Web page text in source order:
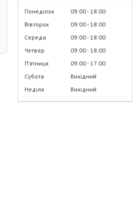
Понеділок 09:00 18:00
Вівторок
09:00 18:00
Середа
09:00 18:00
Четвер
09:00 18:00
Пʼятниця
09:00 17:00
Субота
Вихідний
Неділя
Вихідний